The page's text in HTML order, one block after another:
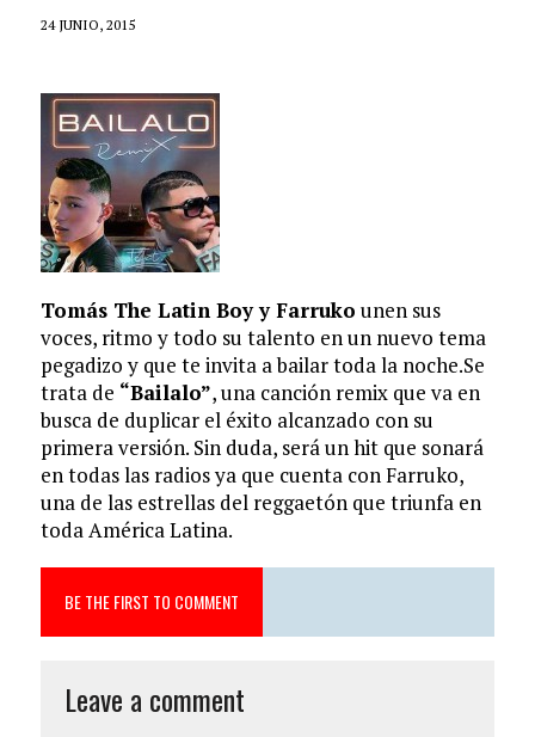
24 JUNIO, 2015
Tomás The Latin Boy y Farruko unen sus
voces, ritmo y todo su talento en un nuevo tema
pegadizo y que te invita a bailar toda la noche.Se
trata de “Bailalo”, una canción remix que va en
busca de duplicar el éxito alcanzado con su
primera versión. Sin duda, será un hit que sonará
en todas las radios ya que cuenta con Farruko,
una de las estrellas del reggaetón que triunfa en
toda América Latina.
BE THE FIRST TO COMMENT
Leave a comment